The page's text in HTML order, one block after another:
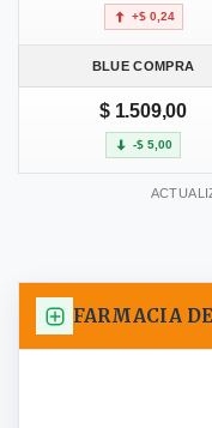
+$ 0,24
BLUE COMPRA
$ 1.509,00
-$ 5,00
FARMACIA